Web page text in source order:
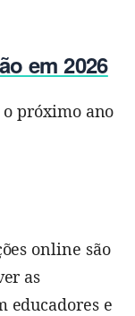
em 2026
o próximo ano
online são
as
educadores e